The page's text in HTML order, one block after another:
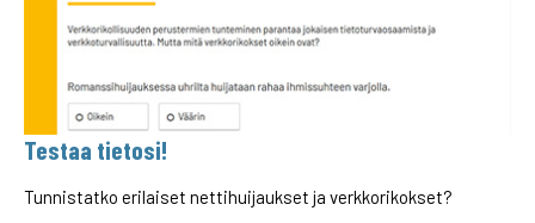
Testaa tietosi!
Tunnistatko erilaiset nettihuijaukset ja verkkorikokset?